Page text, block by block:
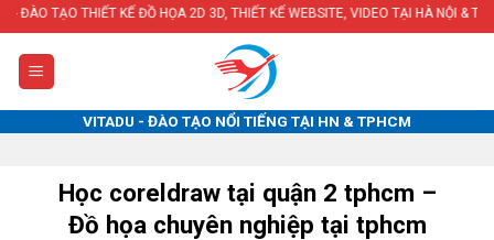
Skip
to
content
KẾ ĐỒ HỌA 2D 3D, THIẾT KẾ WEBSITE, VIDEO TẠI HÀ NỘI & TPHCM
VITADU - ĐÀO TẠO NỔI TIẾNG TẠI HN & TPHCM
Học coreldraw tại quận 2 tphcm –
Đồ họa chuyên nghiệp tại tphcm